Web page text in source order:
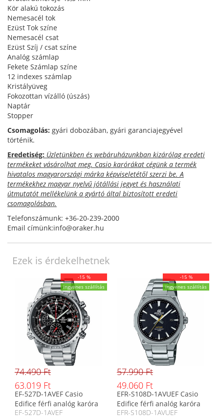
Kör alakú tokozás
Nemesacél tok
Ezüst Tok színe
Nemesacél csat
Ezüst Szíj / csat színe
Analóg számlap
Fekete Számlap színe
12 indexes számlap
Kristályüveg
Fokozottan vízálló (úszás)
Naptár
Stopper
Csomagolás: gyári dobozában, gyári garanciajegyével
történik.
Eredetiség: Üzletünkben és webáruházunkban kizárólag eredeti
termékeket vásárolhat meg. Casio karórákat cégünk a termék
hivatalos magyarországi márka képviseletétől szerzi be. A
termékekhez magyar nyelvű jótállási jegyet és használati
útmutatót mellékelünk a gyártó által biztosított eredeti
csomagolásban.
Telefonszámunk: +36-20-239-2000
Email címünk:info@oraker.hu
Ezek is érdekelhetnek
-15 %
ingyenes szállítás
74.490 Ft
63.019 Ft
EF-527D-1AVEF Casio
Edifice férfi analóg karóra
EF-527D-1AVEF
-15 %
ingyenes szállítás
57.990 Ft
49.060 Ft
EFR-S108D-1AVUEF Casio
Edifice férfi analóg karóra
EFR-S108D-1AVUEF